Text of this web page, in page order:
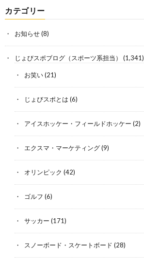
カテゴリー
お知らせ(8)
じょびスポブログ（スポーツ系担当） (1,341)
お笑い(21)
じょびスポとは (6)
アイスホッケー・フィールドホッケー (2)
エクスマ・マーケティング(9)
オリンピック (42)
ゴルフ (6)
サッカー (171)
スノーボード・スケートボード (28)